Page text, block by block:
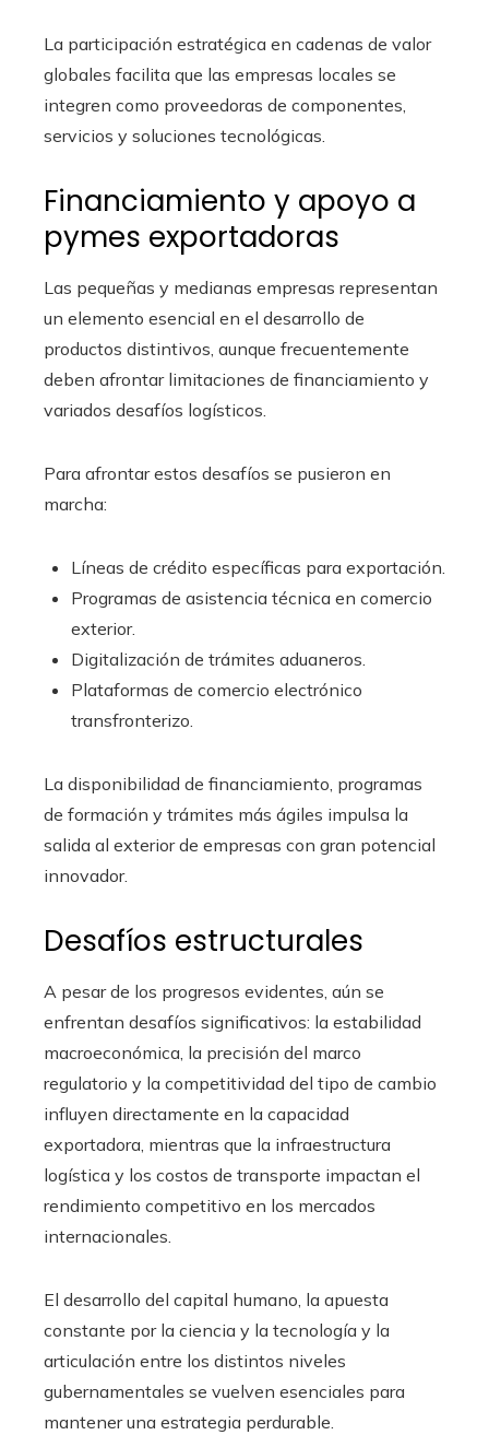
La participación estratégica en cadenas de valor
globales facilita que las empresas locales se
integren como proveedoras de componentes,
servicios y soluciones tecnológicas.
Financiamiento y apoyo a
pymes exportadoras
Las pequeñas y medianas empresas representan
un elemento esencial en el desarrollo de
productos distintivos, aunque frecuentemente
deben afrontar limitaciones de financiamiento y
variados desafíos logísticos.
Para afrontar estos desafíos se pusieron en
marcha:
Líneas de crédito específicas para exportación.
Programas de asistencia técnica en comercio
exterior.
Digitalización de trámites aduaneros.
Plataformas de comercio electrónico
transfronterizo.
La disponibilidad de financiamiento, programas
de formación y trámites más ágiles impulsa la
salida al exterior de empresas con gran potencial
innovador.
Desafíos estructurales
A pesar de los progresos evidentes, aún se
enfrentan desafíos significativos: la estabilidad
macroeconómica, la precisión del marco
regulatorio y la competitividad del tipo de cambio
influyen directamente en la capacidad
exportadora, mientras que la infraestructura
logística y los costos de transporte impactan el
rendimiento competitivo en los mercados
internacionales.
El desarrollo del capital humano, la apuesta
constante por la ciencia y la tecnología y la
articulación entre los distintos niveles
gubernamentales se vuelven esenciales para
mantener una estrategia perdurable.